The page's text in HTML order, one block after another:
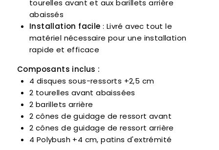
tourelles avant et aux barillets arrière
abaissés
Installation facile : Livré avec tout le
matériel nécessaire pour une installation
rapide et efficace
Composants inclus :
4 disques sous-ressorts +2,5 cm
2 tourelles avant abaissées
2 barillets arrière
2 cônes de guidage de ressort avant
2 cônes de guidage de ressort arrière
4 Polybush +4 cm, patins d'extrémité